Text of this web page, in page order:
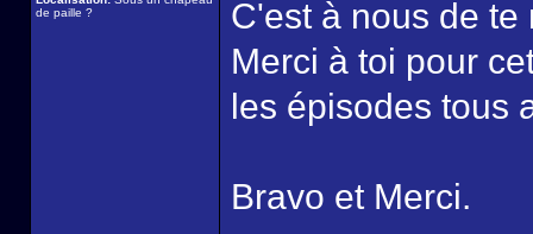
de paille ?
C'est à nous de te
Merci à toi pour
les épisodes tous
Bravo et Merci.